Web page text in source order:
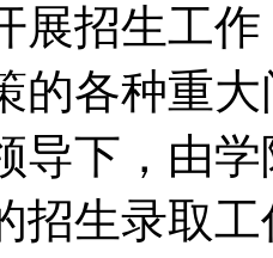
展招生工
的各种重
导下，由
招生录取